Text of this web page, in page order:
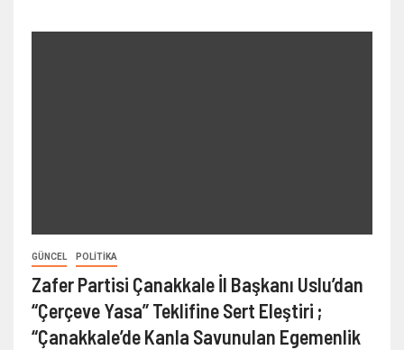
GÜNCEL POLITIKA
Zafer Partisi Çanakkale İl Başkanı Uslu’dan
“Çerçeve Yasa” Teklifine Sert Eleştiri ;
“Çanakkale’de Kanla Savunulan Egemenlik